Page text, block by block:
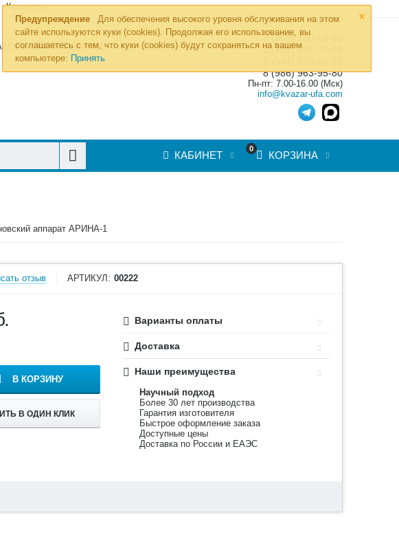
×
Предупреждение
Для обеспечения высокого уровня обслуживания на этом
сайте используются куки (cookies). Продолжая его использование, вы
соглашаетесь с тем, что куки (cookies) будут сохраняться на вашем
компьютере: Принять
Контакты
ИНСТРУМЕНТОВ »
8 (800) 700-19-50
8 (495) 255-77-08
8 (986) 963-95-80
Пн-пт: 7.00-16.00 (Мск)
info@kvazar-ufa.com
0
КОРЗИНА
КАБИНЕТ
аппарат АРИНА-1
отзыв АРТИКУЛ: 00222
В КОРЗИНУ
В ОДИН КЛИК
Варианты оплаты
Доставка
Наши преимущества
Научный подход
Более 30 лет производства
Гарантия изготовителя
Быстрое оформление заказа
Доступные цены
Доставка по России и ЕАЭС